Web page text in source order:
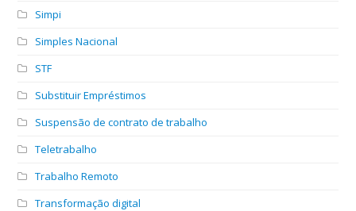
Simpi
Simples Nacional
STF
Substituir Empréstimos
Suspensão de contrato de trabalho
Teletrabalho
Trabalho Remoto
Transformação digital